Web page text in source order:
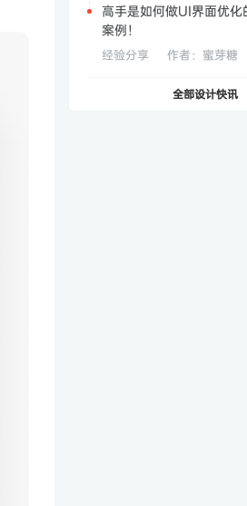
高手是如何做UI界面优化
案例！
经验分享 作者： 蜜芽糖
全部设计快讯